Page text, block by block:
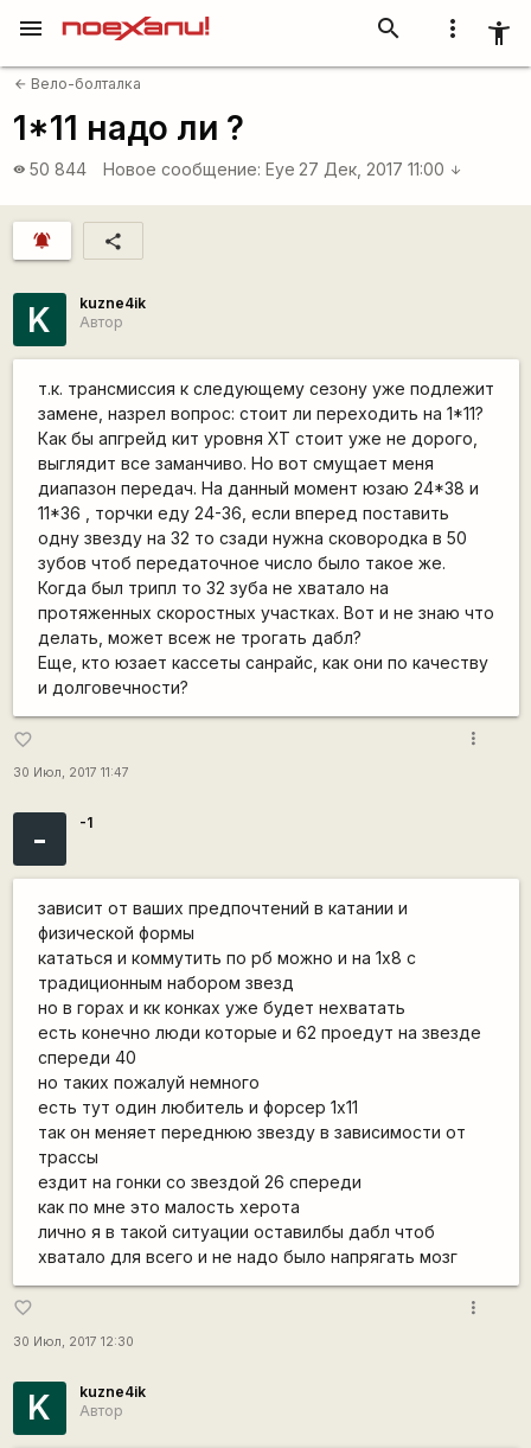
more_vert accessibility_new
search
menu
arrow_back Вело-болталка
1*11 надо ли ?
visibility 50 844 Новое сообщение: Eye 27 Дек, 2017 11:00 arrow_downward
notifications_active share
K
kuzne4ik
Автор
т.к. трансмиссия к следующему сезону уже подлежит
замене, назрел вопрос: стоит ли переходить на 1*11?
Как бы апгрейд кит уровня ХТ стоит уже не дорого,
выглядит все заманчиво. Но вот смущает меня
диапазон передач. На данный момент юзаю 24*38 и
11*36 , торчки еду 24-36, если вперед поставить
одну звезду на 32 то сзади нужна сковородка в 50
зубов чтоб передаточное число было такое же.
Когда был трипл то 32 зуба не хватало на
протяженных скоростных участках. Вот и не знаю что
делать, может всеж не трогать дабл?
Еще, кто юзает кассеты санрайс, как они по качеству
и долговечности?
favorite_border
30 Июл, 2017 11:47
more_vert
- -1
зависит от ваших предпочтений в катании и
физической формы
кататься и коммутить по рб можно и на 1х8 с
традиционным набором звезд
но в горах и кк конках уже будет нехватать
есть конечно люди которые и 62 проедут на звезде
спереди 40
но таких пожалуй немного
есть тут один любитель и форсер 1х11
так он меняет переднюю звезду в зависимости от
трассы
ездит на гонки со звездой 26 спереди
как по мне это малость херота
лично я в такой ситуации оставилбы дабл чтоб
хватало для всего и не надо было напрягать мозг
favorite_border
30 Июл, 2017 12:30
more_vert
K
kuzne4ik
Автор